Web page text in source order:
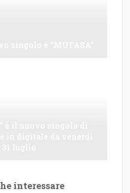
interessare